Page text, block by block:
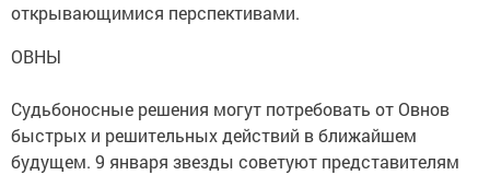
открывающимися перспективами.
ОВНЫ
Судьбоносные решения могут потребовать от Овнов
быстрых и решительных действий в ближайшем
будущем. 9 января звезды советуют представителям